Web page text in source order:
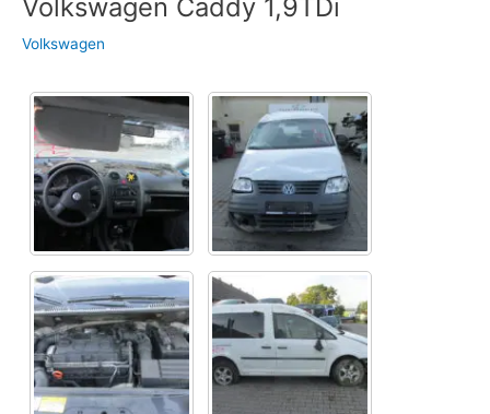
Volkswagen Caddy 1,9TDi
Volkswagen